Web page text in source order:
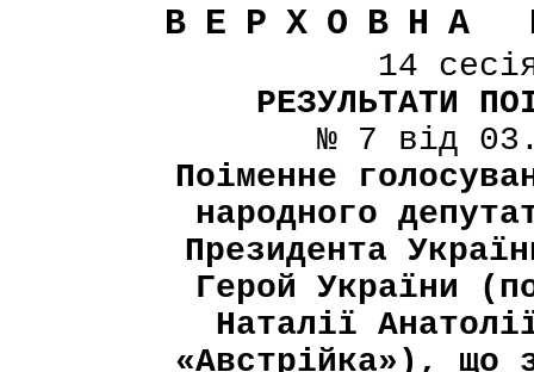
ВЕРХОВНА
14
РЕЗУЛЬТАТИ
№ 7 від
Поіменне
народного
Президента
Герой України
Наталії
«Австрійка»), що